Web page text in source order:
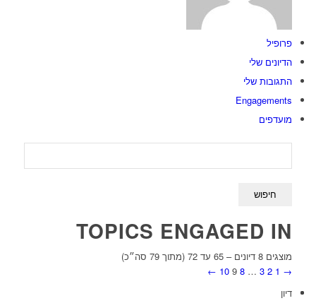
פרופיל
הדיונים שלי
התגובות שלי
Engagements
מועדפים
TOPICS ENGAGED IN
מוצגים 8 דיונים – 65 עד 72 (מתוך 79 סה״כ)
→
1
2
3
…
8
9
10
←
דיון